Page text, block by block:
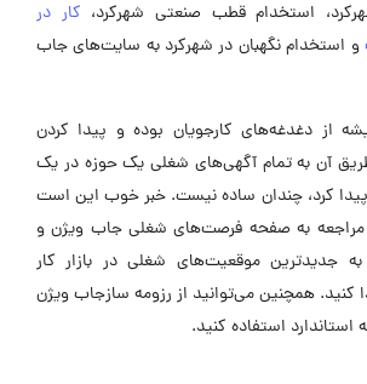
استخدام قطب صنعتی شهرکرد، کار در
و استخدام نگهبان در شهرکرد به سایت‌های جاب
از دغدغه‌های کارجو‌یان بوده و پیدا کردن
آن به تمام آگهی‌های شغلی یک حوزه در یک
کرد، چندان ساده نیست. خبر خوب این است
مراجعه به صفحه فرصت‌های شغلی جاب ویژن و
به جدیدترین موقعیت‌های شغلی در بازار کار
کنید. همچنین می‌توانید از رزومه سازجاب ویژن
استفاده کنید.